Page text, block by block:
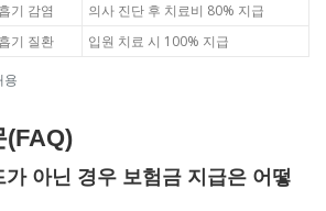
용
기 감염
의사 진단 후 치료비 80% 지급
기 질환 입원 치료 시 100% 지급
(FAQ)
아닌 경우 보험금 지급은 어떻